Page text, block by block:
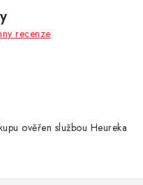
recenze
ověřen službou Heureka